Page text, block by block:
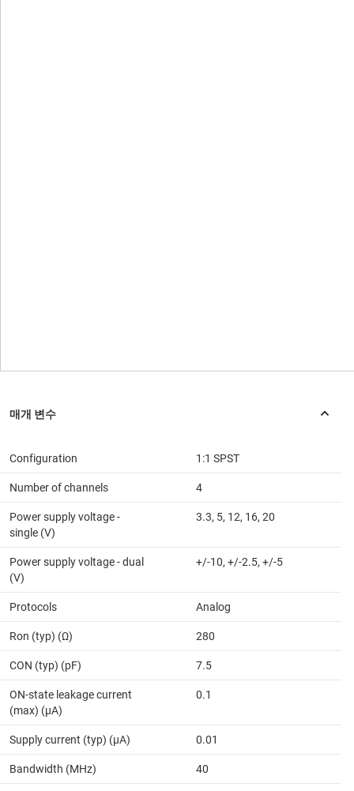
Configuration 1:1 SPST
Number of channels 4
Power supply voltage -
single (V)
3.3, 5, 12, 16, 20
Power supply voltage - dual
(V)
+/-10, +/-2.5, +/-5
Protocols Analog
Ron (typ) (Ω) 280
CON (typ) (pF) 7.5
ON-state leakage current
(max) (µA)
0.1
Supply current (typ) (µA) 0.01
Bandwidth (MHz) 40